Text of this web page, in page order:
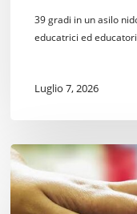
39 gradi in un asilo
educatrici ed
Luglio 7, 2026
Fine
Vita.
Si
faccia